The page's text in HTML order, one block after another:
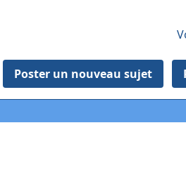
Poster un nouveau sujet